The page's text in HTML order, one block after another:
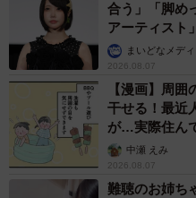
合う」「脚め
アーティスト
まいどなメデ
2026.08.07
【漫画】周
干せる！最近
が…実際住ん
中瀬 えみ
2026.08.07
難聴のお姉ち